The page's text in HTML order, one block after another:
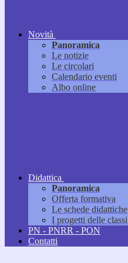
Novità
Panoramica
Le notizie
Le circolari
Calendario eventi
Albo online
Didattica
Panoramica
Offerta formativa
Le schede didattiche
I progetti delle classi
PN - PNRR - PON
Contatti